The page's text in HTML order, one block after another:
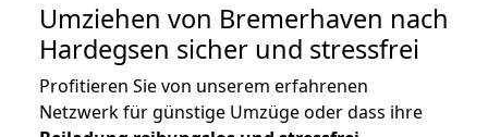
Umziehen von Bremerhaven nach
Hardegsen sicher und stressfrei
Profitieren Sie von unserem erfahrenen
Netzwerk für günstige Umzüge oder dass ihre